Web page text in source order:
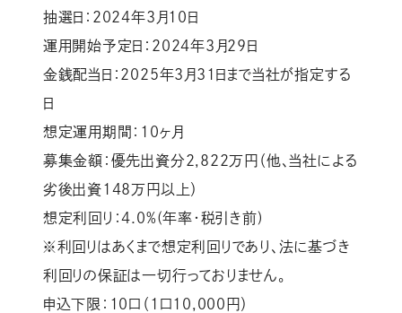
抽選日：2024年3月10日
運用開始予定日：2024年3月29日
金銭配当日：2025年3月31日まで当社が指定する
日
想定運用期間：10ヶ月
募集金額：優先出資分2,822万円（他、当社による
劣後出資148万円以上）
想定利回り：4.0%(年率・税引き前)
※利回りはあくまで想定利回りであり、法に基づき
利回りの保証は一切行っておりません。
申込下限：10口（1口10,000円）